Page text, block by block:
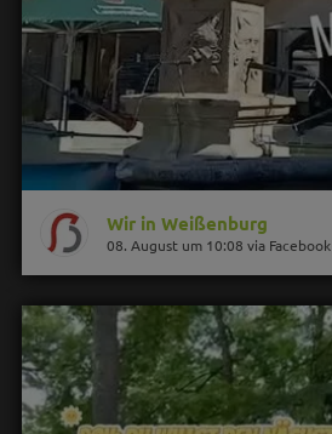
Wir in Weißenburg
08. August um 10:08 via Facebook